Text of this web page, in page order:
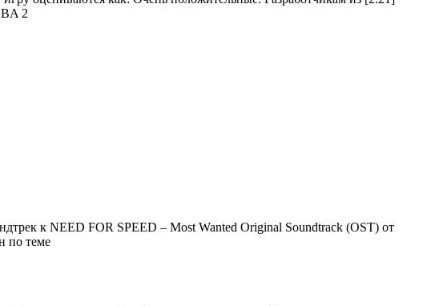
2
к NEED FOR SPEED – Most Wanted Original Soundtrack (OST) от
по теме